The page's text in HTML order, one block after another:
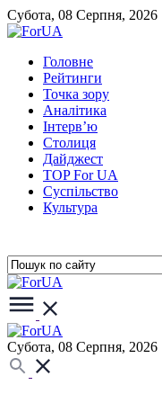
Субота, 08 Серпня, 2026
Головне
Рейтинги
Точка зору
Аналітика
Інтерв’ю
Столиця
Дайджест
TOP For UA
Суспiльство
Культура
Субота, 08 Серпня, 2026